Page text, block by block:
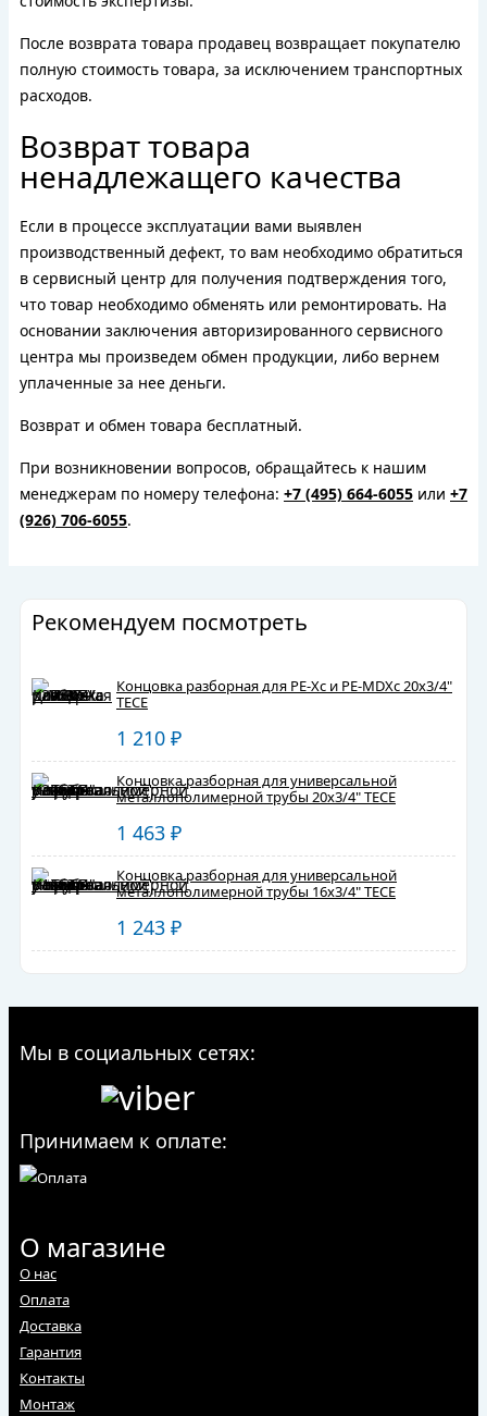
После возврата товара продавец возвращает покупателю
полную стоимость товара, за исключением транспортных
расходов.
Возврат товара
ненадлежащего качества
Если в процессе эксплуатации вами выявлен
производственный дефект, то вам необходимо обратиться
в сервисный центр для получения подтверждения того,
что товар необходимо обменять или ремонтировать. На
основании заключения авторизированного сервисного
центра мы произведем обмен продукции, либо вернем
уплаченные за нее деньги.
Возврат и обмен товара бесплатный.
При возникновении вопросов, обращайтесь к нашим
менеджерам по номеру телефона: +7 (495) 664-6055 или +7
(926) 706-6055.
Рекомендуем посмотреть
Концовка разборная для PE-Xc и PE-MDXс 20x3/4"
TECE
1 210 ₽
Концовка разборная для универсальной
металлополимерной трубы 20x3/4" TECE
1 463 ₽
Концовка разборная для универсальной
металлополимерной трубы 16x3/4" TECE
1 243 ₽
Мы в социальных сетях:
Принимаем к оплате:
О магазине
О нас
Оплата
Доставка
Гарантия
Контакты
Монтаж